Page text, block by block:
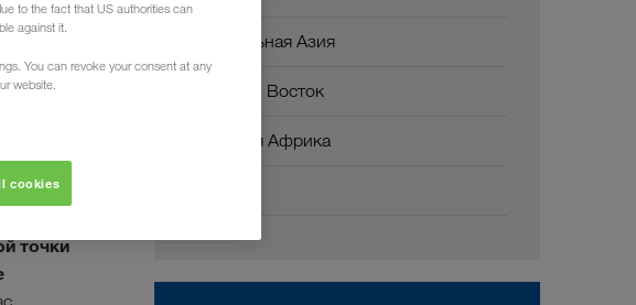
в
в
точки
Центральная Азия
Ближний Восток
Северная Африка
to the fact that US authorities can
against it.
You can revoke your consent at any
website.
cookies